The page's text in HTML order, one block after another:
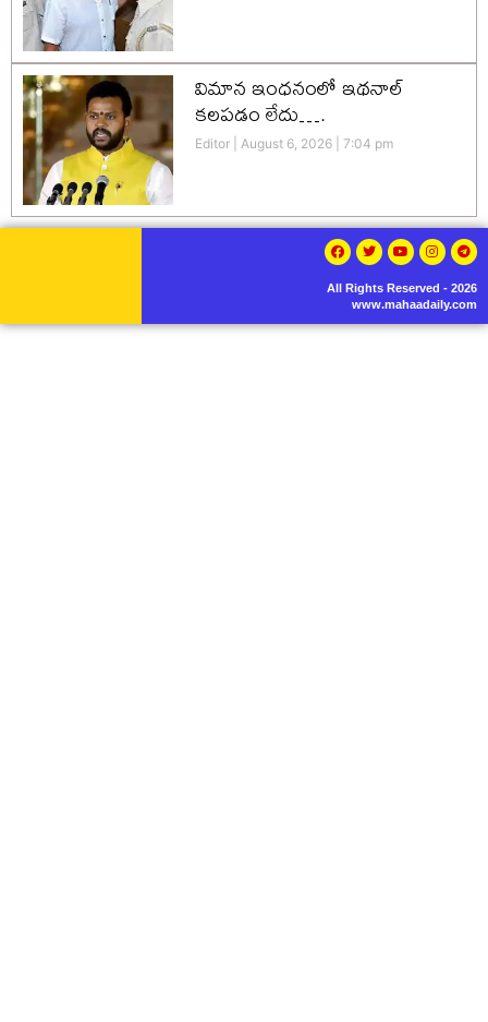
విమాన ఇంధనంలో ఇథనాల్
కలపడం లేదు….
Editor August 6, 2026 7:04 pm
All Rights Reserved - 2026
www.mahaadaily.com